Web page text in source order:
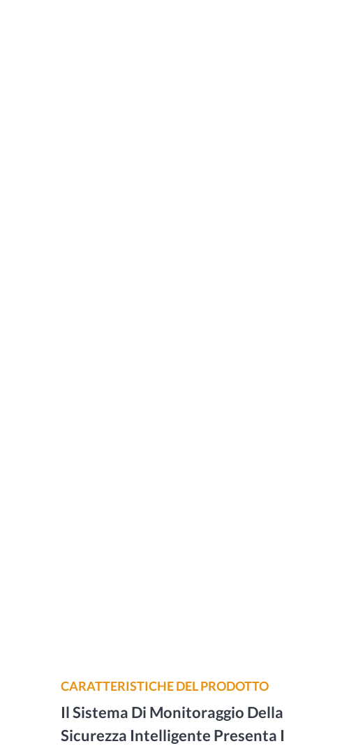
CARATTERISTICHE DEL PRODOTTO
Il Sistema Di Monitoraggio Della
Sicurezza Intelligente Presenta I